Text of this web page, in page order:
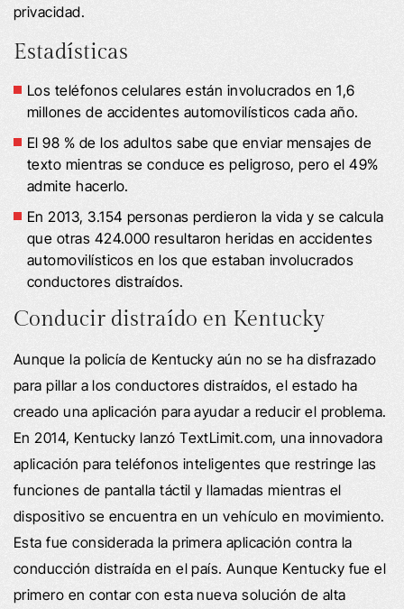
privacidad.
Estadísticas
Los teléfonos celulares están involucrados en 1,6
millones de accidentes automovilísticos cada año.
El 98 % de los adultos sabe que enviar mensajes de
texto mientras se conduce es peligroso, pero el 49%
admite hacerlo.
En 2013, 3.154 personas perdieron la vida y se calcula
que otras 424.000 resultaron heridas en accidentes
automovilísticos en los que estaban involucrados
conductores distraídos.
Conducir distraído en Kentucky
Aunque la policía de Kentucky aún no se ha disfrazado
para pillar a los conductores distraídos, el estado ha
creado una aplicación para ayudar a reducir el problema.
En 2014, Kentucky lanzó TextLimit.com, una innovadora
aplicación para teléfonos inteligentes que restringe las
funciones de pantalla táctil y llamadas mientras el
dispositivo se encuentra en un vehículo en movimiento.
Esta fue considerada la primera aplicación contra la
conducción distraída en el país. Aunque Kentucky fue el
primero en contar con esta nueva solución de alta